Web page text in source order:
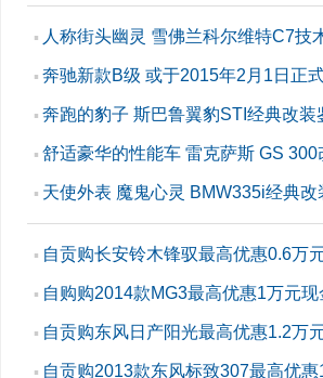
▪ 人称街头幽灵 雪佛兰科尔维特C7技
▪ 奔驰新款B级 或于2015年2月1日正
▪ 奔跑的豹子 斯巴鲁翼豹STI经典改装
▪ 舒适豪华的性能车 雷克萨斯 GS 300
▪ 天使外表 魔鬼心灵 BMW335i经典改
▪ 自贡购长安铃木锋驭最高优惠0.6万
▪ 自购购2014款MG3最高优惠1万元现
▪ 自贡购东风日产阳光最高优惠1.2万
▪ 自贡购2013款东风标致307最高优惠